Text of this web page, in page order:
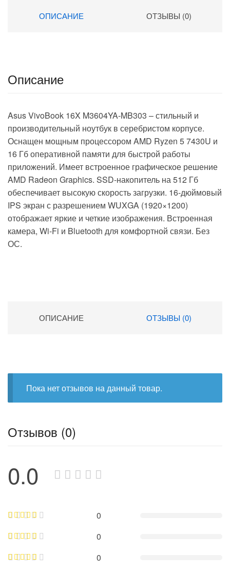
Pro 64 black WiFi BT Cam
ОПИСАНИЕ ОТЗЫВЫ (0)
Описание
Asus VivoBook 16X M3604YA-MB303 – стильный и
производительный ноутбук в серебристом корпусе.
Оснащен мощным процессором AMD Ryzen 5 7430U и
16 Гб оперативной памяти для быстрой работы
приложений. Имеет встроенное графическое решение
AMD Radeon Graphics. SSD-накопитель на 512 Гб
обеспечивает высокую скорость загрузки. 16-дюймовый
IPS экран с разрешением WUXGA (1920×1200)
отображает яркие и четкие изображения. Встроенная
камера, Wi-Fi и Bluetooth для комфортной связи. Без
ОС.
ОПИСАНИЕ ОТЗЫВЫ (0)
Пока нет отзывов на данный товар.
Отзывов (0)
0.0
0
0
0